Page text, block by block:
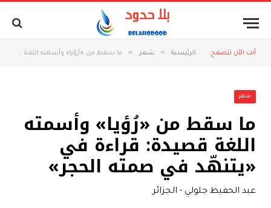
أنت الآن تتصفح: الرئيسية » شعر » ما سقط من «رُؤيا» وأسمته اللغة قصيدة: قراءة في «يتنهّد في صمته الحجر»
شعر
ما سقط من «رُؤيا» وأسمته
اللغة قصيدة: قراءة في
«يتنهّد في صمته الحجر»
عبد الحفيظ جلولي - الجزائر